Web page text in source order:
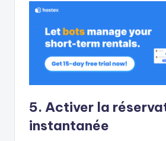
5. Activer la
instantanée